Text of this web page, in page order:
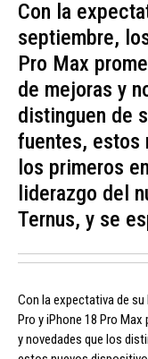
Con la
septiembre,
Pro Max
de mejoras y
distinguen de
fuentes, estos
los primeros
liderazgo del
Ternus, y se
Con la expectativa de
Pro y iPhone 18 Pro
y novedades que los